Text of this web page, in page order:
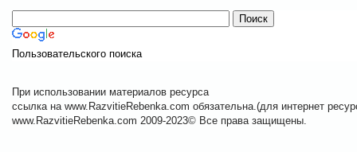
Пользовательского поиска
При использовании материалов ресурса
ссылка на www.RazvitieRebenka.com обязательна.(для интернет
www.RazvitieRebenka.com 2009-2023© Все права защищены.